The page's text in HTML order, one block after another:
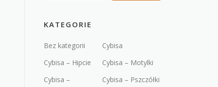
KATEGORIE
Bez kategorii
Cybisa
Cybisa – Hipcie
Cybisa – Motylki
Cybisa –
Cybisa – Pszczółki